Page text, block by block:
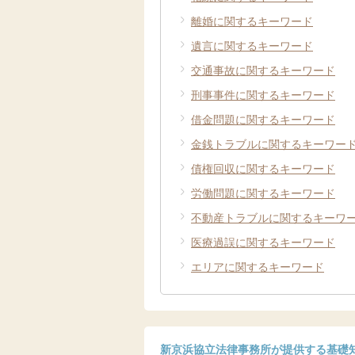
離婚に関するキーワード
遺言に関するキーワード
交通事故に関するキーワード
刑事事件に関するキーワード
借金問題に関するキーワード
金銭トラブルに関するキーワード
債権回収に関するキーワード
労働問題に関するキーワード
不動産トラブルに関するキーワ
医療過誤に関するキーワード
エリアに関するキーワード
新京浜協立法律事務所が提供する基礎